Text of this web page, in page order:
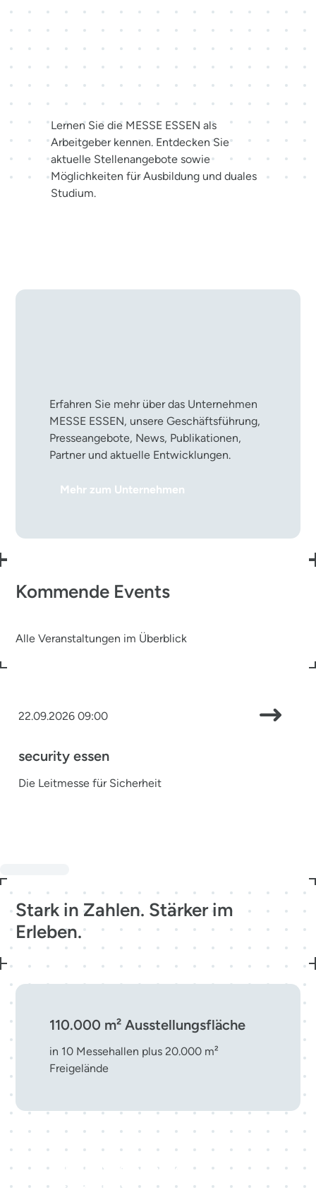
Karriere bei der MESSE
Lernen Sie die MESSE ESSEN als
Arbeitgeber kennen. Entdecken Sie
aktuelle Stellenangebote sowie
Möglichkeiten für Ausbildung und duales
Studium.
Erfahren Sie mehr über das Unternehmen
MESSE ESSEN, unsere Geschäftsführung,
Presseangebote, News, Publikationen,
Partner und aktuelle Entwicklungen.
Mehr zum Unternehmen
Kommende Events
Alle Veranstaltungen im Überblick
22.09.2026 09:00
security essen
Die Leitmesse für Sicherheit
Stark in Zahlen. Stärker im
Erleben.
110.000 m² Ausstellungsfläche
in 10 Messehallen plus 20.000 m²
Freigelände
Top-10-Messestandort in
Deutschland